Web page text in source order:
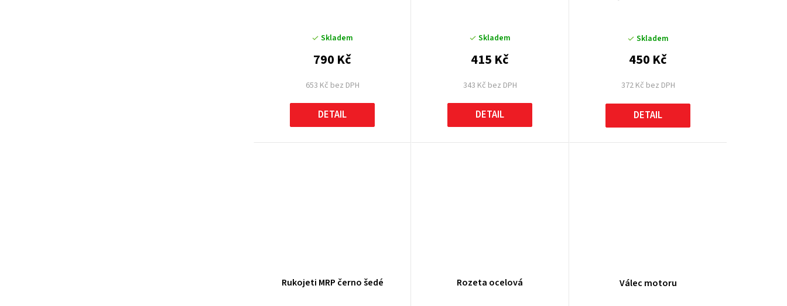
Skladem
653 Kč bez DPH
790 Kč
DETAIL
Skladem
343 Kč bez DPH
415 Kč
DETAIL
Skladem
372 Kč bez DPH
450 Kč
DETAIL
Rukojeti MRP černo šedé Rozeta ocelová Válec motoru